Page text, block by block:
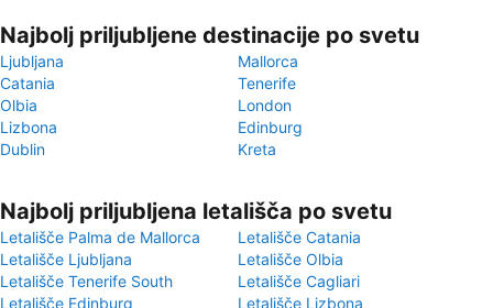
Najbolj priljubljene destinacije po svetu
Ljubljana
Mallorca
Catania
Tenerife
Olbia
London
Lizbona
Edinburg
Dublin
Kreta
Najbolj priljubljena letališča po svetu
Letališče Palma de Mallorca
Letališče Catania
Letališče Ljubljana
Letališče Olbia
Letališče Tenerife South
Letališče Cagliari
Letališče Edinburg
Letališče Lizbona